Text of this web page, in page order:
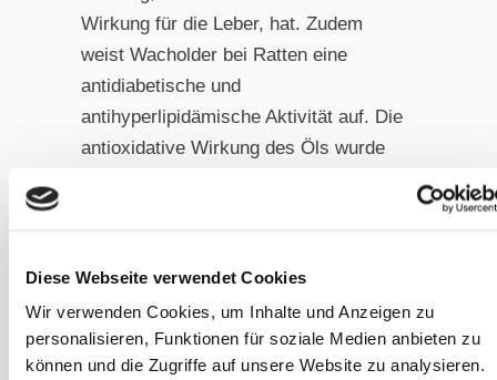
Diese Webseite verwendet Cookies
Wir verwenden Cookies, um Inhalte und Anzeigen zu
personalisieren, Funktionen für soziale Medien anbieten zu
können und die Zugriffe auf unsere Website zu analysieren.
Wirkung für die Leber, hat. Zudem
weist Wacholder bei Ratten eine
antidiabetische und
antihyperlipidämische Aktivität auf. Die
antioxidative Wirkung des Öls wurde
bestätigt.
Zusammenfassend lässt sich sagen,
dass Wacholder viele chemische
Bestandteile enthält, die für